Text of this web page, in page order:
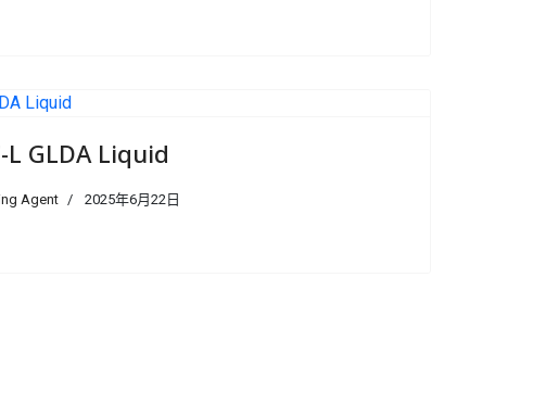
L GLDA Liquid
Agent 2025年6月22日